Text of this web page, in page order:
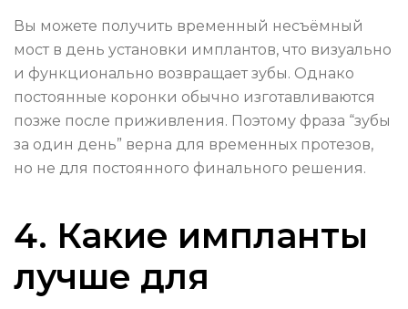
Вы можете получить временный несъёмный
мост в день установки имплантов, что визуально
и функционально возвращает зубы. Однако
постоянные коронки обычно изготавливаются
позже после приживления. Поэтому фраза “зубы
за один день” верна для временных протезов,
но не для постоянного финального решения.
4. Какие импланты
лучше для